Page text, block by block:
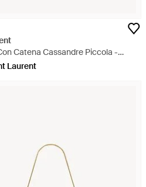
Catena Cassandre Piccola -
Laurent